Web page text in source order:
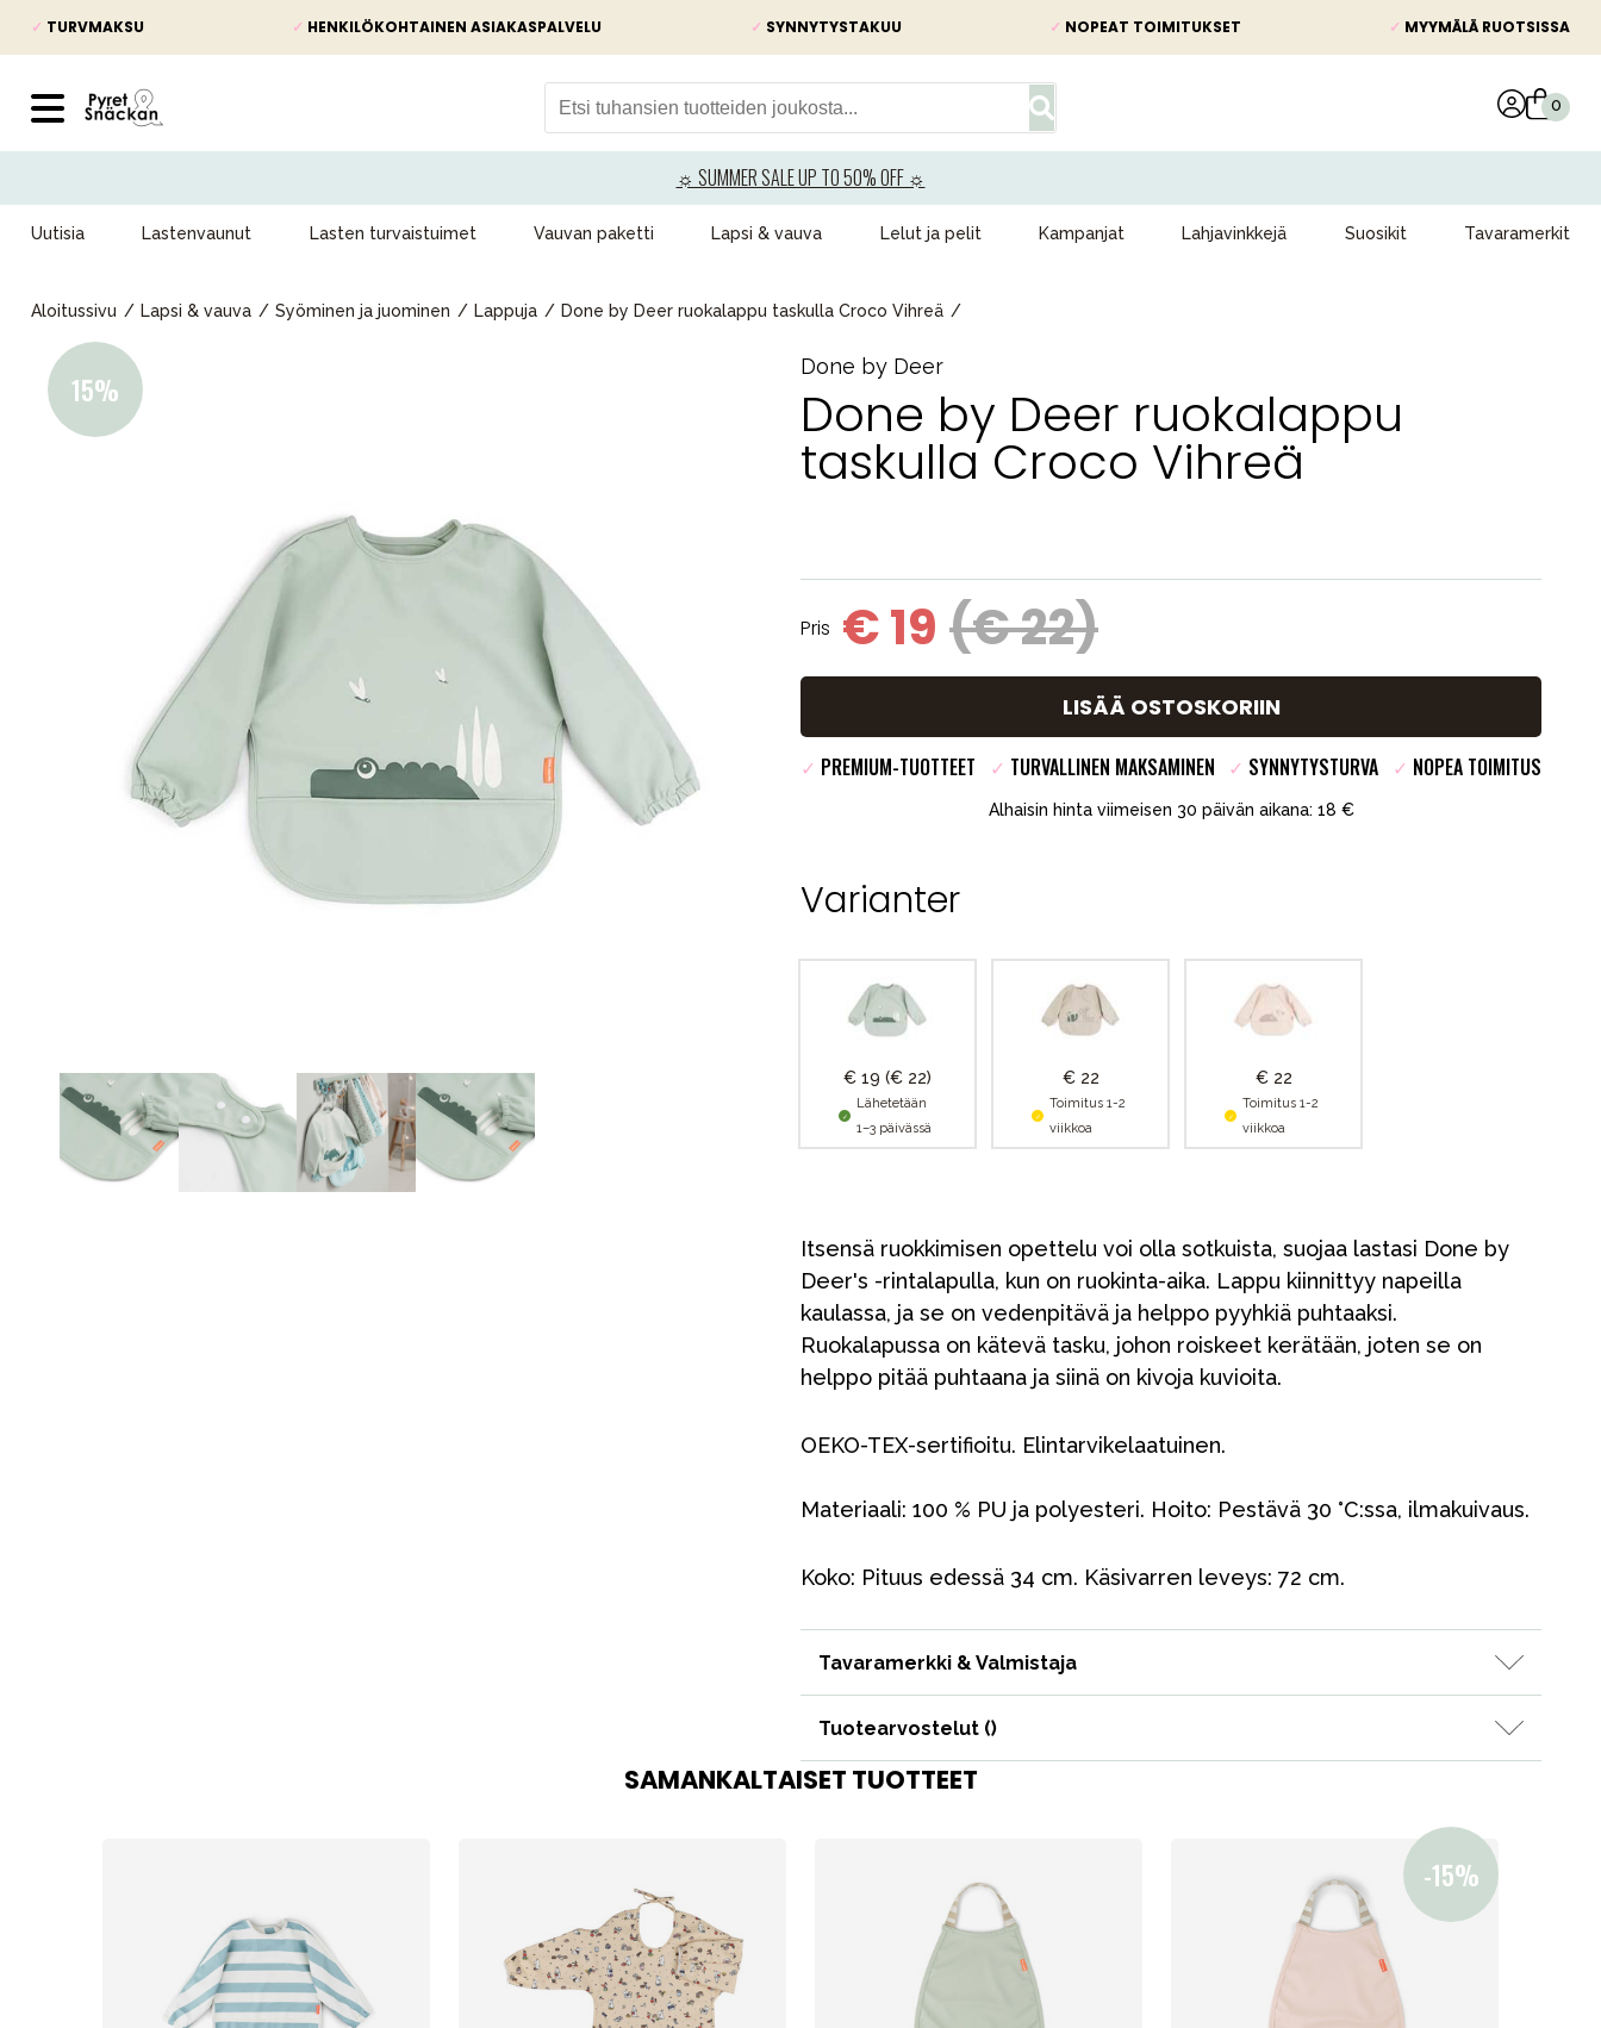
✓ TURVMAKSU ✓ HENKILÖKOHTAINEN ASIAKASPALVELU ✓ SYNNYTYSTAKUU ✓ NOPEAT TOIMITUKSET ✓ MYYMÄLÄ RUOTSISSA
☼ SUMMER SALE UP TO 50% OFF ☼
Uutisia Lastenvaunut Lasten turvaistuimet Vauvan paketti Lapsi & vauva Lelut ja pelit Kampanjat Lahjavinkkejä Suosikit Tavaramerkit
Aloitussivu Lapsi & vauva Syöminen ja juominen Lappuja Done by Deer ruokalappu taskulla Croco Vihreä
Done by Deer
Done by Deer ruokalappu
taskulla Croco Vihreä
Pris € 19 (€ 22)
LISÄÄ OSTOSKORIIN
✓ PREMIUM-TUOTTEET ✓ TURVALLINEN MAKSAMINEN ✓ SYNNYTYSTURVA ✓ NOPEA TOIMITUS
Alhaisin hinta viimeisen 30 päivän aikana: 18 €
Varianter
€ 19 (€ 22)
Lähetetään
1–3 päivässä
€ 22
Toimitus 1-2
viikkoa
€ 22
Toimitus 1-2
viikkoa
Itsensä ruokkimisen opettelu voi olla sotkuista, suojaa lastasi Done by
Deer's -rintalapulla, kun on ruokinta-aika. Lappu kiinnittyy napeilla
kaulassa, ja se on vedenpitävä ja helppo pyyhkiä puhtaaksi.
Ruokalapussa on kätevä tasku, johon roiskeet kerätään, joten se on
helppo pitää puhtaana ja siinä on kivoja kuvioita.
OEKO-TEX-sertifioitu. Elintarvikelaatuinen.
Materiaali: 100 % PU ja polyesteri. Hoito: Pestävä 30 °C:ssa, ilmakuivaus.
Koko: Pituus edessä 34 cm. Käsivarren leveys: 72 cm.
Tavaramerkki & Valmistaja
Tuotearvostelut ()
SAMANKALTAISET TUOTTEET
VÅRT SORTIMENT
Vauvan paketti
Lapsi & vauva
Lelut ja pelit
Äiti & Isä
Tavaramerkit